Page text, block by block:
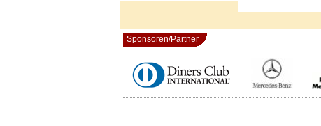
Sponsoren/Partner